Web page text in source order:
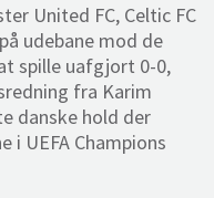
United FC, Celtic FC
udebane mod de
spille uafgjort 0-0,
fra Karim
danske hold der
i UEFA Champions